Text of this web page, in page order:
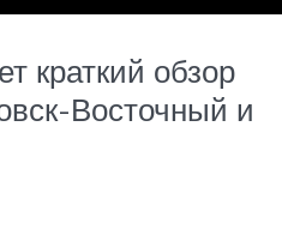
краткий обзор
Восточный и